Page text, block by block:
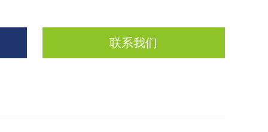
联系我们